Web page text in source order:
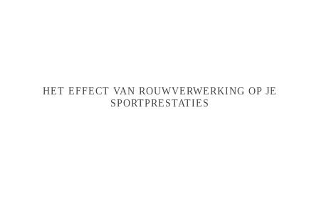
HET EFFECT VAN ROUWVERWERKING OP JE
SPORTPRESTATIES